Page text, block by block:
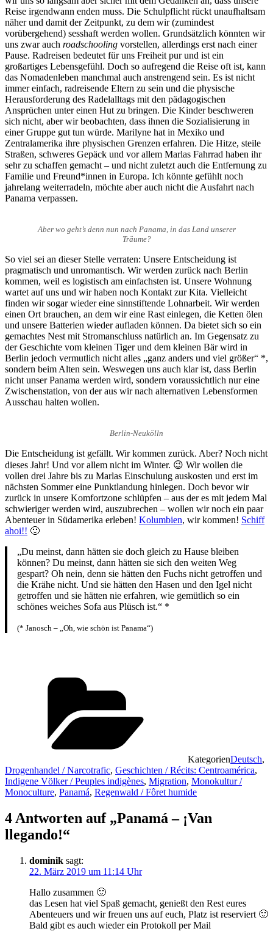
Reise irgendwann enden muss. Die Schulpflicht rückt unaufhaltsam
näher und damit der Zeitpunkt, zu dem wir (zumindest
vorübergehend) sesshaft werden wollen. Grundsätzlich könnten wir
uns zwar auch roadschooling vorstellen, allerdings erst nach einer
Pause. Radreisen bedeutet für uns Freiheit pur und ist ein
großartiges Lebensgefühl. Doch so aufregend die Reise oft ist, kann
das Nomadenleben manchmal auch anstrengend sein. Es ist nicht
immer einfach, radreisende Eltern zu sein und die physische
Herausforderung des Radelalltags mit den pädagogischen
Ansprüchen unter einen Hut zu bringen. Die Kinder beschweren
sich nicht, aber wir beobachten, dass ihnen die Sozialisierung in
einer Gruppe gut tun würde. Marilyne hat in Mexiko und
Zentralamerika ihre physischen Grenzen erfahren. Die Hitze, steile
Straßen, schweres Gepäck und vor allem Marlas Fahrrad haben ihr
sehr zu schaffen gemacht – und nicht zuletzt auch die Entfernung zu
Familie und Freund*innen in Europa. Ich könnte gefühlt noch
jahrelang weiterradeln, möchte aber auch nicht die Ausfahrt nach
Panama verpassen.
Aber wo geht’s denn nun nach Panama, in das Land unserer
Träume?
So viel sei an dieser Stelle verraten: Unsere Entscheidung ist
pragmatisch und unromantisch. Wir werden zurück nach Berlin
kommen, weil es logistisch am einfachsten ist. Unsere Wohnung
wartet auf uns und wir haben noch Kontakt zur Kita. Vielleicht
finden wir sogar wieder eine sinnstiftende Lohnarbeit. Wir werden
einen Ort brauchen, an dem wir eine Rast einlegen, die Ketten ölen
und unsere Batterien wieder aufladen können. Da bietet sich so ein
gemachtes Nest mit Stromanschluss natürlich an. Im Gegensatz zu
der Geschichte vom kleinen Tiger und dem kleinen Bär wird in
Berlin jedoch vermutlich nicht alles „ganz anders und viel größer“ *,
sondern beim Alten sein. Weswegen uns auch klar ist, dass Berlin
nicht unser Panama werden wird, sondern voraussichtlich nur eine
Zwischenstation, von der aus wir nach alternativen Lebensformen
Ausschau halten wollen.
Berlin-Neukölln
Die Entscheidung ist gefällt. Wir kommen zurück. Aber? Noch nicht
dieses Jahr! Und vor allem nicht im Winter. 😉 Wir wollen die
vollen drei Jahre bis zu Marlas Einschulung auskosten und erst im
nächsten Sommer eine Punktlandung hinlegen. Doch bevor wir
zurück in unsere Komfortzone schlüpfen – aus der es mit jedem Mal
schwieriger werden wird, auszubrechen – wollen wir noch ein paar
Abenteuer in Südamerika erleben! Kolumbien, wir kommen! Schiff
ahoi!! 🙂
„Du meinst, dann hätten sie doch gleich zu Hause bleiben
können? Du meinst, dann hätten sie sich den weiten Weg
gespart? Oh nein, denn sie hätten den Fuchs nicht getroffen und
die Krähe nicht. Und sie hätten den Hasen und den Igel nicht
getroffen und sie hätten nie erfahren, wie gemütlich so ein
schönes weiches Sofa aus Plüsch ist.“ *
(* Janosch – „Oh, wie schön ist Panama“)
KategorienDeutsch,
Drogenhandel / Narcotrafic, Geschichten / Récits: Centroamérica,
Indigene Völker / Peuples indigènes, Migration, Monokultur /
Monoculture, Panamá, Regenwald / Fôret humide
4 Antworten auf „Panamá – ¡Van
llegando!“
dominik sagt:
22. März 2019 um 11:14 Uhr
Hallo zusammen 🙂
das Lesen hat viel Spaß gemacht, genießt den Rest eures
Abenteuers und wir freuen uns auf euch, Platz ist reserviert 🙂
Bald gibt es auch wieder ein Protokoll per Mail